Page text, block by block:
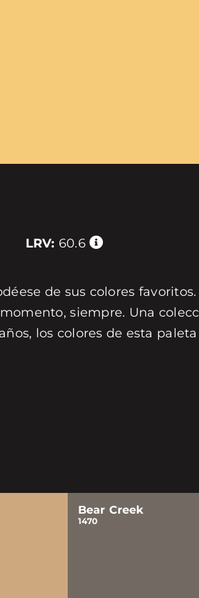
LRV: 60.6
de sus colores
siempre. Una
los colores de esta
Bear Creek
1470